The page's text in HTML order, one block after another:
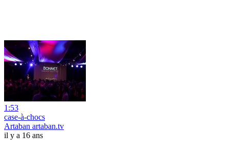
1:53
case-à-chocs
Artaban artaban.tv
il y a 16 ans